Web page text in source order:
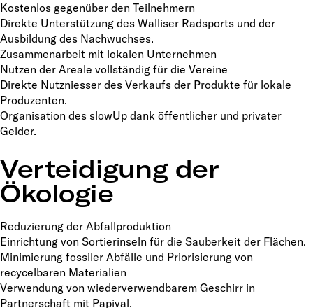
Kostenlos gegenüber den Teilnehmern
Direkte Unterstützung des Walliser Radsports und der
Ausbildung des Nachwuchses.
Zusammenarbeit mit lokalen Unternehmen
Nutzen der Areale vollständig für die Vereine
Direkte Nutzniesser des Verkaufs der Produkte für lokale
Produzenten.
Organisation des slowUp dank öffentlicher und privater
Gelder.
Verteidigung der
Ökologie
Reduzierung der Abfallproduktion
Einrichtung von Sortierinseln für die Sauberkeit der Flächen.
Minimierung fossiler Abfälle und Priorisierung von
recycelbaren Materialien
Verwendung von wiederverwendbarem Geschirr in
Partnerschaft mit Papival.